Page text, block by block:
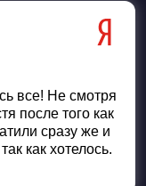
все! Не смотря
после того как
сразу же и
как хотелось.